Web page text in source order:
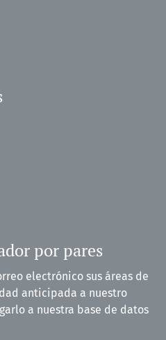
por pares
electrónico sus áreas de
anticipada a nuestro
a nuestra base de datos